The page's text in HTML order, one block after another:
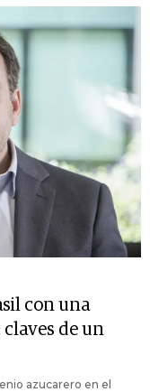
con una
de un
azucarero en el